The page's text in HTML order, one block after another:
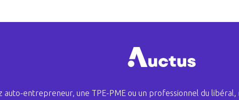
auto-entrepreneur, une TPE-PME ou un professionnel du libéral,